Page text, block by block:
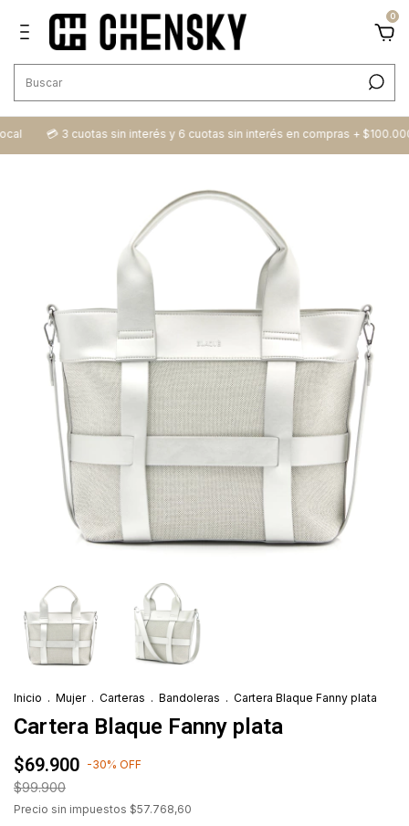
0
💳​ 3 cuotas sin interés y 6 cuotas sin interés en compras + $100.000
Inicio . Mujer . Carteras . Bandoleras . Cartera Blaque Fanny plata
Cartera Blaque Fanny plata
$69.900 -30% OFF
$99.900
Precio sin impuestos $57.768,60